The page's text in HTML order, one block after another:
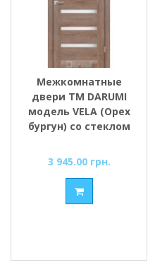
Межкомнатные
двери ТМ DARUMI
модель VELA (Орех
бургун) со стеклом
3 945.00 грн.